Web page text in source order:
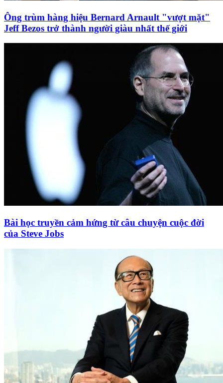
Ông trùm hàng hiệu Bernard Arnault "vượt mặt"
Jeff Bezos trở thành người giàu nhất thế giới
Bài học truyền cảm hứng từ câu chuyện cuộc đời
của Steve Jobs